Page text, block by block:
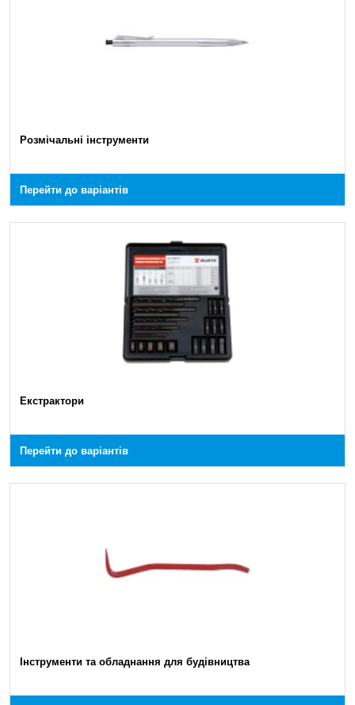
Розмічальні інструменти
Перейти до варіантів
Екстрактори
Перейти до варіантів
Інструменти та обладнання для будівництва